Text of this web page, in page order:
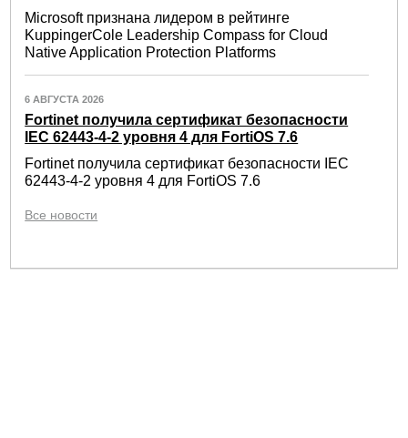
Microsoft признана лидером в рейтинге
KuppingerCole Leadership Compass for Cloud
Native Application Protection Platforms
6 АВГУСТА 2026
Fortinet получила сертификат безопасности
IEC 62443-4-2 уровня 4 для FortiOS 7.6
Fortinet получила сертификат безопасности IEC
62443-4-2 уровня 4 для FortiOS 7.6
Все новости